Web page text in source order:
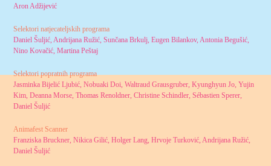
Aron Adžijević
Selektori natjecateljskih programa
Daniel Šuljić, Andrijana Ružić, Sunčana Brkulj, Eugen Bilankov, Antonia Begušić,
Nino Kovačić, Martina Peštaj
Selektori popratnih programa
Jasminka Bijelić Ljubić, Nobuaki Doi, Waltraud Grausgruber, Kyunghyun Jo, Yujin
Kim, Deanna Morse, Thomas Renoldner, Christine Schindler, Sébastien Sperer,
Daniel Šuljić
Animafest Scanner
Franziska Bruckner, Nikica Gilić, Holger Lang, Hrvoje Turković, Andrijana Ružić,
Daniel Šuljić